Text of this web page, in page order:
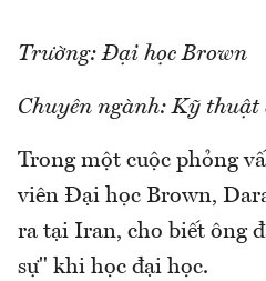
Trường: Đại học Brown
Chuyên ngành: Kỹ thuật
Trong một cuộc phỏng
viên Đại học Brown,
ra tại Iran, cho biết ông
sự" khi học đại học.